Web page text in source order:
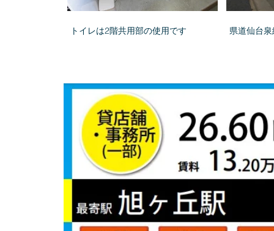
トイレは2階共用部の使用です 県道仙台